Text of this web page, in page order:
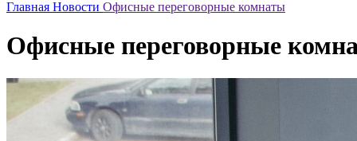
Главная Новости Офисные переговорные комнаты
Офисные переговорные